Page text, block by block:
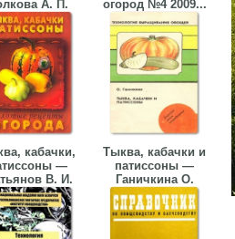
А. П.
огород №4 2009...
кабачки,
—
В. И.
Тыква, кабачки и
патиссоны —
Ганичкина О.